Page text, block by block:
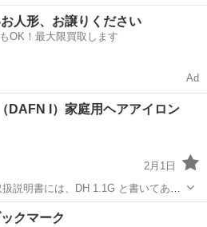
#ギャル
美容家電 新品
お人形、お譲りください
OK！最大限買取します
Ad
DAFN I）家庭用ヘアアイロン
2月1日
説明書には、DH 1.1G と書いてあり
本国内専用です。 自宅まで取
お願いします。 郵送ご希望の方
美容家電
クマーク